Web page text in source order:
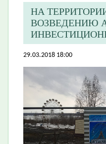
НА
ВОЗВЕДЕНИЮ
29.03.2018 18:00